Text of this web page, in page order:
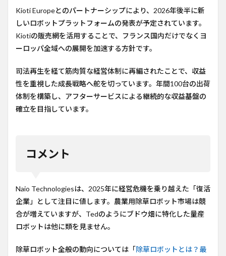
Kioti Europeとのパートナーシップにより、2026年後半に新
しいロボットプラットフォームの発表が予定されています。
Kiotiの販売網を活用することで、フランス国内だけでなくヨ
ーロッパ全域への展開を加速する方針です。
司法再生を経て筋肉質な経営体制に再編されたことで、収益
性を重視した成長戦略へ舵を切っています。年間100台の出荷
体制を構築し、アフターサービスによる継続的な収益基盤の
確立を目指しています。
コメント
Naio Technologiesは、2025年に経営危機を乗り越えた「復活
企業」として注目に値します。農業用除草ロボット市場は競
合が増えていますが、Tedのようにブドウ畑に特化した量産
ロボットは他に類を見ません。
除草ロボット全般の動向については「除草ロボットとは？最